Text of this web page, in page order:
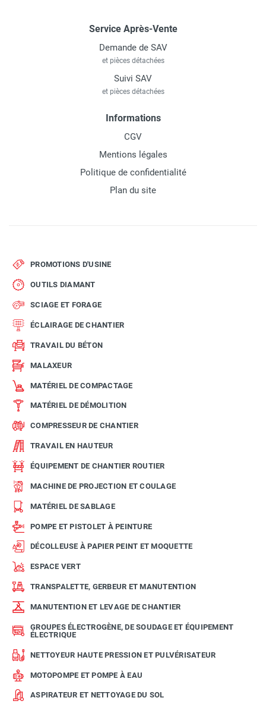
Service Après-Vente
Demande de SAV
et pièces détachées
Suivi SAV
et pièces détachées
Informations
CGV
Mentions légales
Politique de confidentialité
Plan du site
PROMOTIONS D'USINE
OUTILS DIAMANT
SCIAGE ET FORAGE
ÉCLAIRAGE DE CHANTIER
TRAVAIL DU BÉTON
MALAXEUR
MATÉRIEL DE COMPACTAGE
MATÉRIEL DE DÉMOLITION
COMPRESSEUR DE CHANTIER
TRAVAIL EN HAUTEUR
ÉQUIPEMENT DE CHANTIER ROUTIER
MACHINE DE PROJECTION ET COULAGE
MATÉRIEL DE SABLAGE
POMPE ET PISTOLET À PEINTURE
DÉCOLLEUSE À PAPIER PEINT ET MOQUETTE
ESPACE VERT
TRANSPALETTE, GERBEUR ET MANUTENTION
MANUTENTION ET LEVAGE DE CHANTIER
GROUPES ÉLECTROGÈNE, DE SOUDAGE ET ÉQUIPEMENT
ÉLECTRIQUE
NETTOYEUR HAUTE PRESSION ET PULVÉRISATEUR
MOTOPOMPE ET POMPE À EAU
ASPIRATEUR ET NETTOYAGE DU SOL